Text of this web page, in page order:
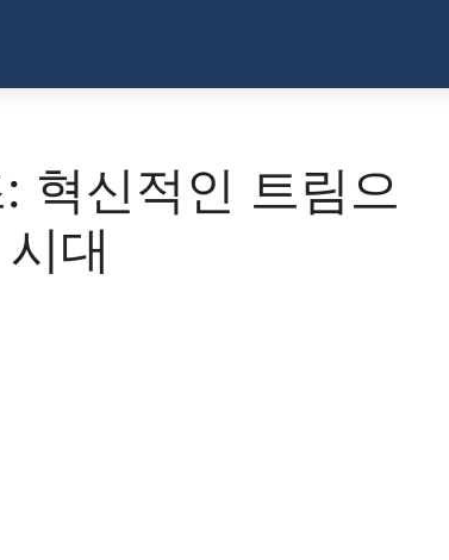
혁신적인 트림으
대